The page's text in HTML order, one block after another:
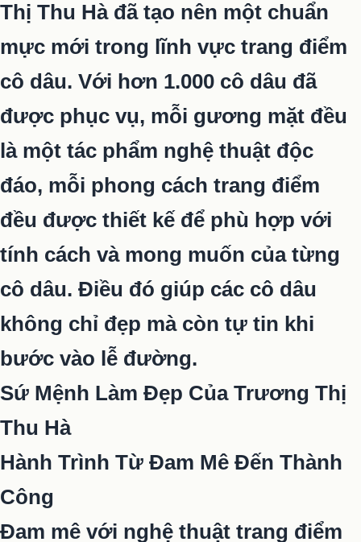
Thị Thu Hà đã tạo nên một chuẩn
mực mới trong lĩnh vực trang điểm
cô dâu. Với hơn 1.000 cô dâu đã
được phục vụ, mỗi gương mặt đều
là một tác phẩm nghệ thuật độc
đáo, mỗi phong cách trang điểm
đều được thiết kế để phù hợp với
tính cách và mong muốn của từng
cô dâu. Điều đó giúp các cô dâu
không chỉ đẹp mà còn tự tin khi
bước vào lễ đường.
Sứ Mệnh Làm Đẹp Của Trương Thị
Thu Hà
Hành Trình Từ Đam Mê Đến Thành
Công
Đam mê với nghệ thuật trang điểm